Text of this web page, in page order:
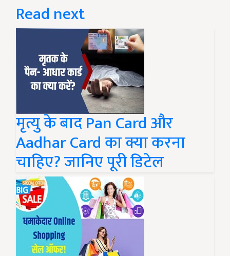
Read next
मृत्यु के बाद Pan Card और
Aadhar Card का क्या करना
चाहिए? जानिए पूरी डिटेल